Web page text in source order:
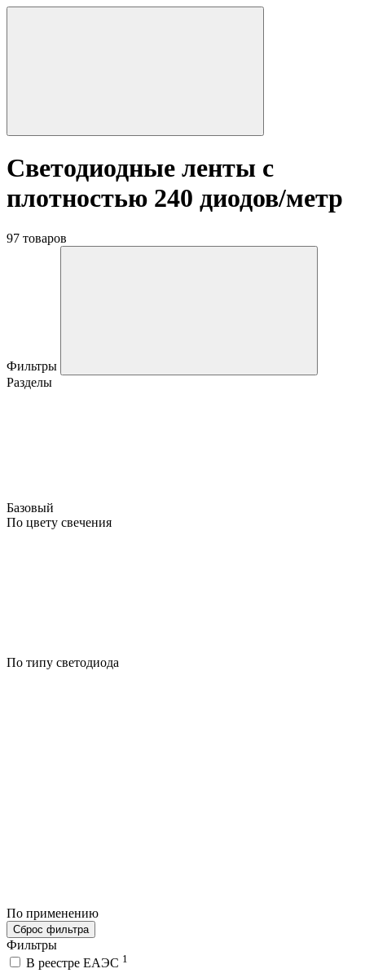
Светодиодные ленты с
плотностью 240 диодов/метр
97 товаров
Фильтры
Разделы
Базовый
По цвету свечения
По типу светодиода
По применению
Сброс фильтра
Фильтры
В реестре ЕАЭС 1